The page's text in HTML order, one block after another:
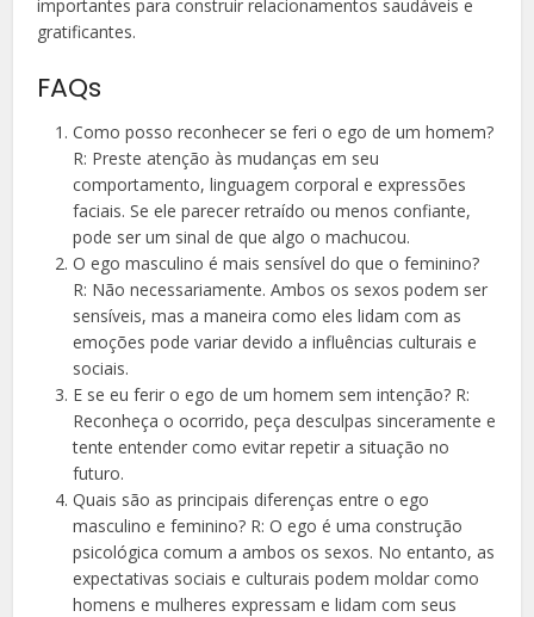
importantes para construir relacionamentos saudáveis e
gratificantes.
FAQs
Como posso reconhecer se feri o ego de um homem?
R: Preste atenção às mudanças em seu
comportamento, linguagem corporal e expressões
faciais. Se ele parecer retraído ou menos confiante,
pode ser um sinal de que algo o machucou.
O ego masculino é mais sensível do que o feminino?
R: Não necessariamente. Ambos os sexos podem ser
sensíveis, mas a maneira como eles lidam com as
emoções pode variar devido a influências culturais e
sociais.
E se eu ferir o ego de um homem sem intenção? R:
Reconheça o ocorrido, peça desculpas sinceramente e
tente entender como evitar repetir a situação no
futuro.
Quais são as principais diferenças entre o ego
masculino e feminino? R: O ego é uma construção
psicológica comum a ambos os sexos. No entanto, as
expectativas sociais e culturais podem moldar como
homens e mulheres expressam e lidam com seus